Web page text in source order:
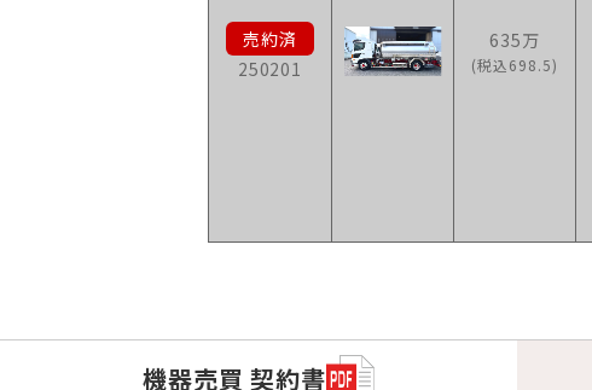
250201
635万
(税込698.5)
機器売買 契約書